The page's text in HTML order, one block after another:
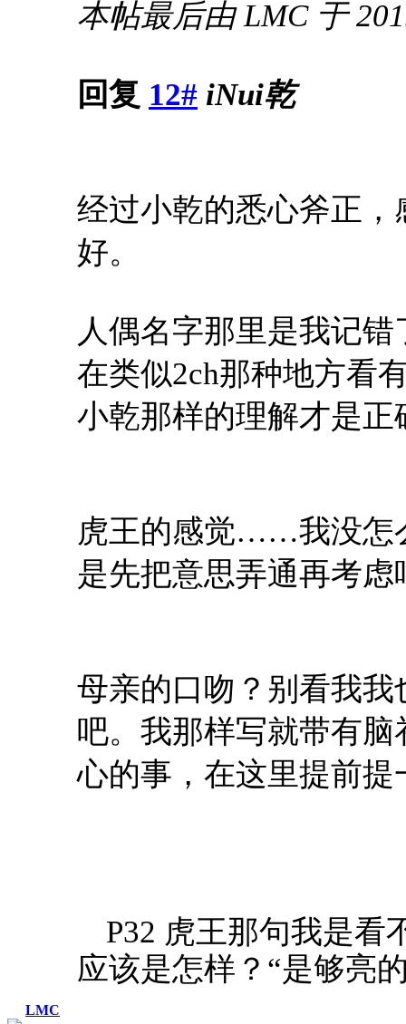
LMC
本帖最后由 LMC 于
回复 12# iNui乾
经过小乾的悉心斧正
好。
人偶名字那里是我记错
在类似2ch那种地方看
小乾那样的理解才是正
虎王的感觉……我没怎
是先把意思弄通再考虑
母亲的口吻？别看我我
吧。我那样写就带有
心的事，在这里提前提
P32 虎王那句我是看
应该是怎样？“是够亮